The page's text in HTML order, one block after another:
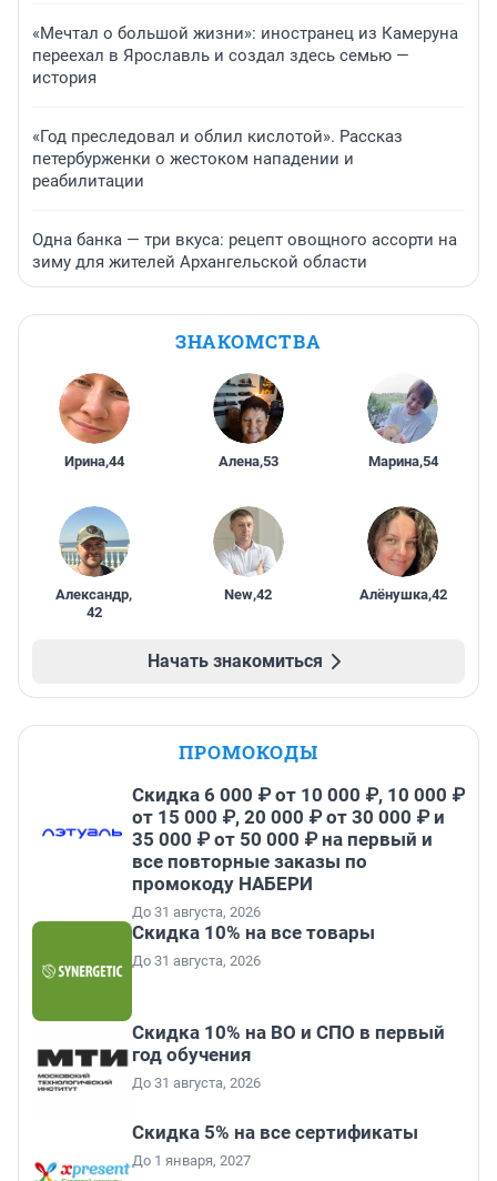
«Мечтал о большой жизни»: иностранец из Камеруна
переехал в Ярославль и создал здесь семью —
история
«Год преследовал и облил кислотой». Рассказ
петербурженки о жестоком нападении и
реабилитации
Одна банка — три вкуса: рецепт овощного ассорти на
зиму для жителей Архангельской области
ЗНАКОМСТВА
Ирина,44 Алена,53 Марина,54
Александр,
42
New,42 Алёнушка,42
Начать знакомиться
ПРОМОКОДЫ
Скидка 6 000 ₽ от 10 000 ₽, 10 000 ₽
от 15 000 ₽, 20 000 ₽ от 30 000 ₽ и
35 000 ₽ от 50 000 ₽ на первый и
все повторные заказы по
промокоду НАБЕРИ
До 31 августа, 2026
Скидка 10% на все товары
До 31 августа, 2026
Скидка 10% на ВО и СПО в первый
год обучения
До 31 августа, 2026
Скидка 5% на все сертификаты
До 1 января, 2027